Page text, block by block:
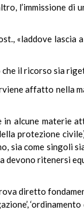
l’immissione
«laddove lascia
che il ricorso sia
affatto nella
alcune materie
protezione
sia come singoli
devono
diretto